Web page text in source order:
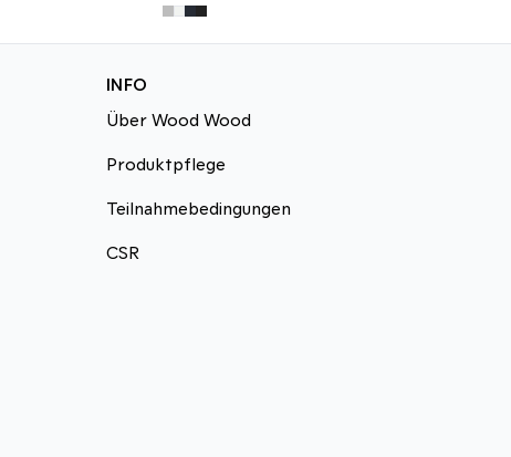
INFO
Über Wood Wood
Produktpflege
Teilnahmebedingungen
CSR